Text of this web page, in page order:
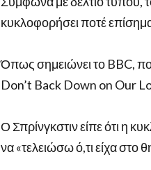
κυκλοφορήσει ποτέ
Όπως σημειώνει το BBC,
Don’t Back Down on Our
Ο Σπρίνγκστιν είπε ότι η
να «τελειώσω ό,τι είχα στο